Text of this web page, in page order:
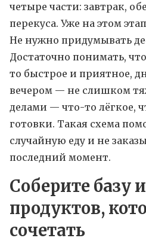
четыре части: завтрак,
перекуса. Уже на этом
Не нужно придумывать
Достаточно понимать,
то быстрое и приятное,
вечером — не слишком
делами — что-то лёгкое,
готовки. Такая схема
случайную еду и не
последний момент.
Соберите базу
продуктов,
сочетать